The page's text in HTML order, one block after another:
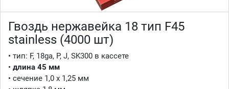
Гвоздь нержавейка 18 тип F45
stainless (4000 шт)
• тип: F, 18ga, P, J, SK300 в кассете
• длина 45 мм
• сечение 1,0 x 1,25 мм